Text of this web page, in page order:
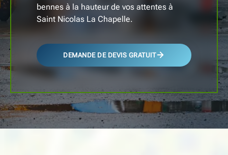
bennes à la hauteur de vos attentes à
Saint Nicolas La Chapelle.
DEMANDE DE DEVIS GRATUIT